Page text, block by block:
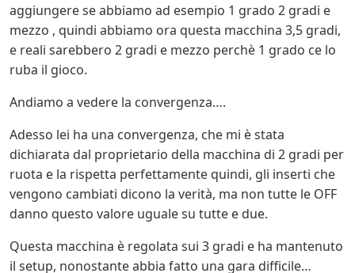
aggiungere se abbiamo ad esempio 1 grado 2 gradi e
mezzo , quindi abbiamo ora questa macchina 3,5 gradi,
e reali sarebbero 2 gradi e mezzo perchè 1 grado ce lo
ruba il gioco.
Andiamo a vedere la convergenza….
Adesso lei ha una convergenza, che mi è stata
dichiarata dal proprietario della macchina di 2 gradi per
ruota e la rispetta perfettamente quindi, gli inserti che
vengono cambiati dicono la verità, ma non tutte le OFF
danno questo valore uguale su tutte e due.
Questa macchina è regolata sui 3 gradi e ha mantenuto
il setup, nonostante abbia fatto una gara difficile…